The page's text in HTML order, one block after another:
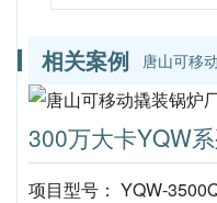
相关案例 唐山可移
300万大卡YQW
项目型号： YQW-